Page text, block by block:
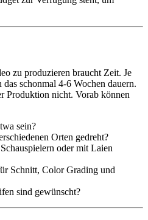
zu produzieren braucht Zeit. Je
schonmal 4-6 Wochen dauern.
Produktion nicht. Vorab können
sein?
Orten gedreht?
oder mit Laien
Schnitt, Color Grading und
sind gewünscht?